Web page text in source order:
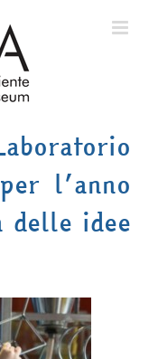
l’anno
delle idee